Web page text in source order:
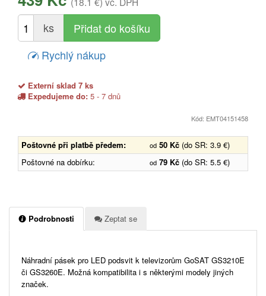
ks
Rychlý nákup
Externí sklad 7 ks
Expedujeme do: 5 - 7 dnů
Kód: EMT04151458
Poštovné při platbě předem: od 50 Kč (do SR: 3.9 €)
Poštovné na dobírku:
od 79 Kč (do SR: 5.5 €)
Podrobnosti Zeptat se
Náhradní pásek pro LED podsvit k televizorům GoSAT GS3210E
či GS3260E. Možná kompatibilita i s některými modely jiných
značek.